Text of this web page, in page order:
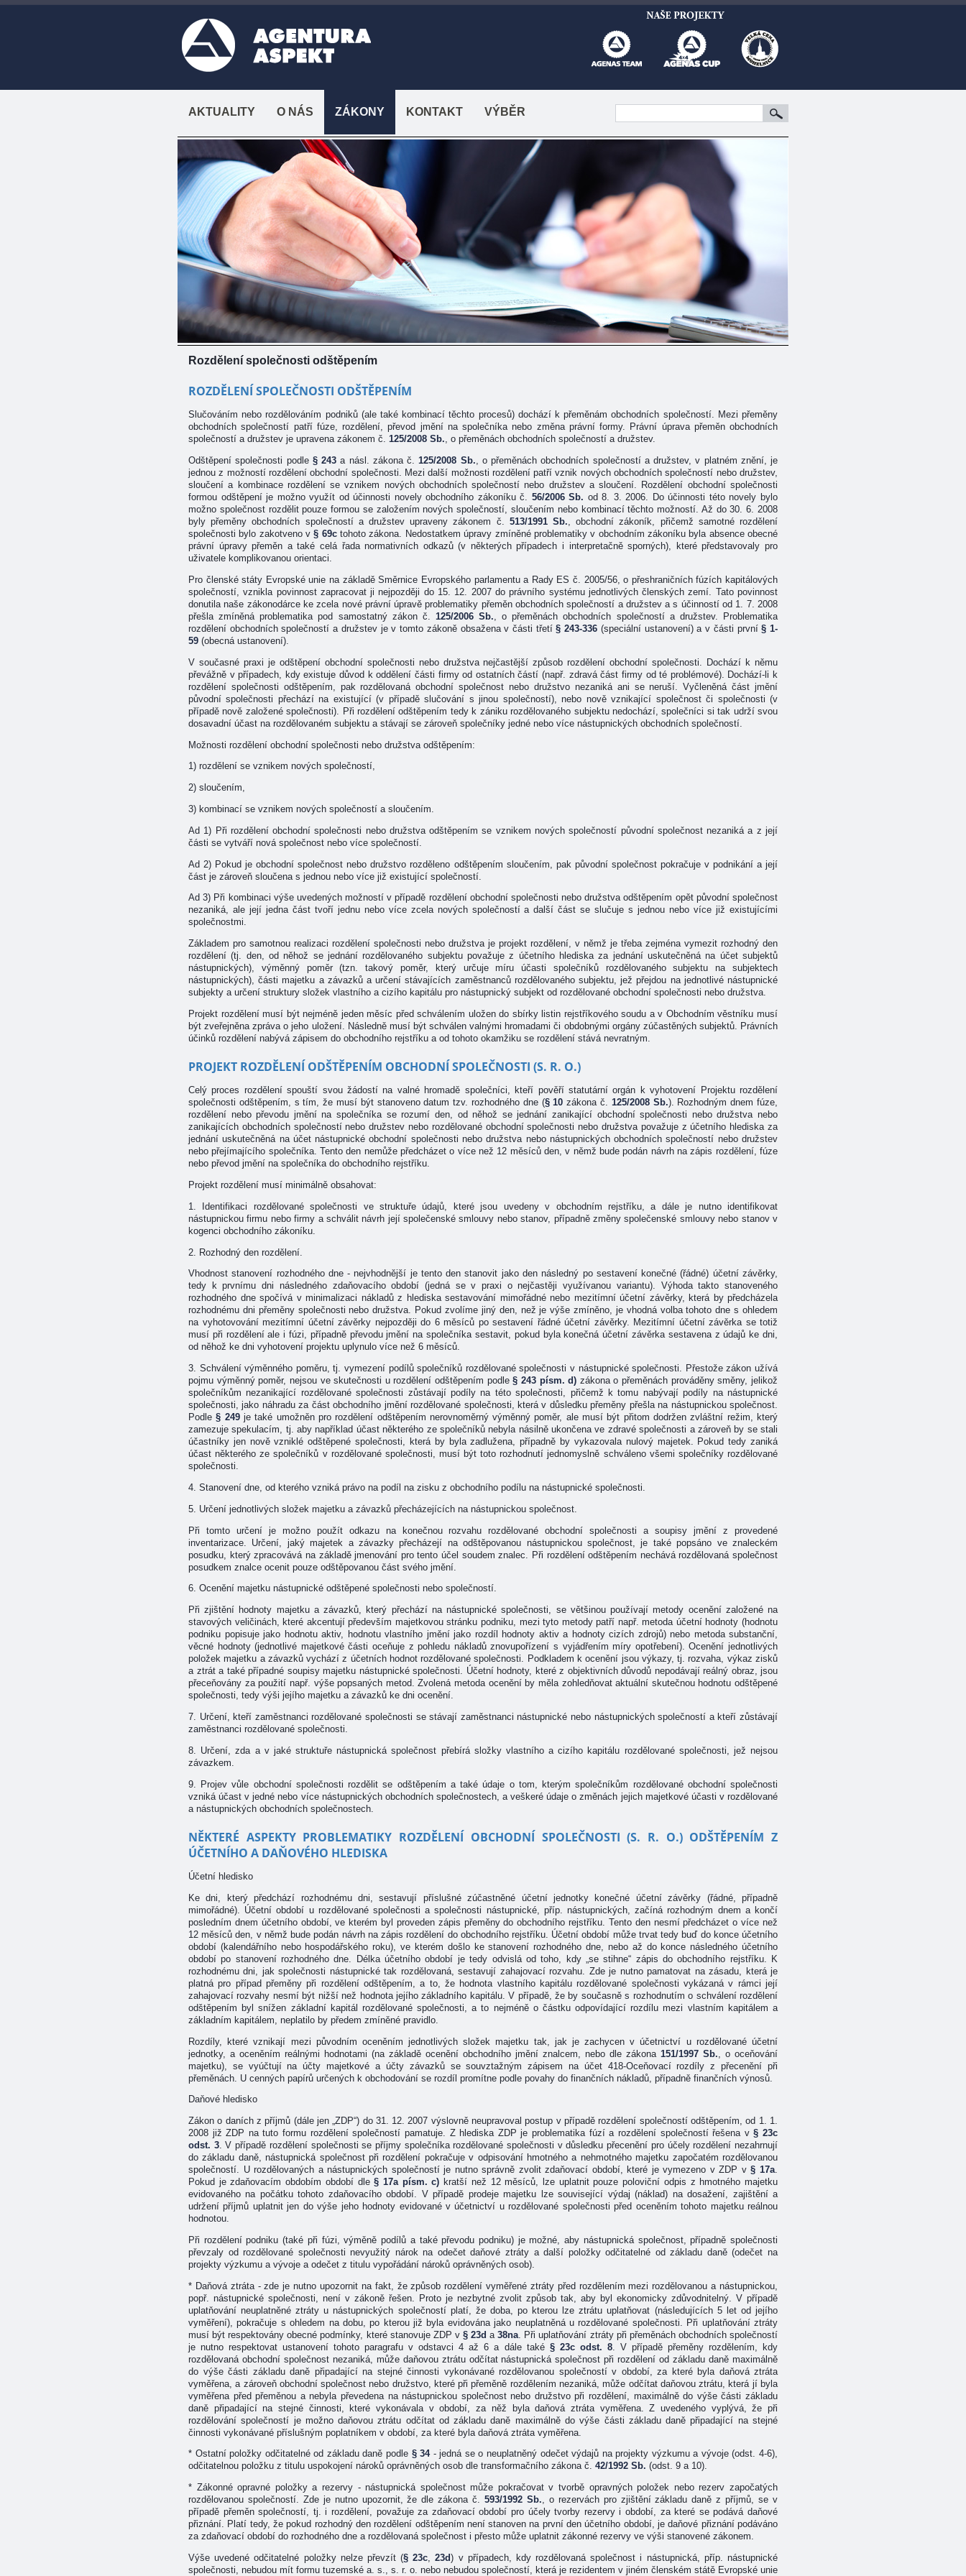
AKTUALITY O NÁS ZÁKONY KONTAKT VÝBĚR
Rozdělení společnosti odštěpením
ROZDĚLENÍ SPOLEČNOSTI ODŠTĚPENÍM
Slučováním nebo rozdělováním podniků (ale také kombinací těchto procesů) dochází k přeměnám obchodních společností. Mezi přeměny
obchodních společností patří fúze, rozdělení, převod jmění na společníka nebo změna právní formy. Právní úprava přeměn obchodních
společností a družstev je upravena zákonem č. 125/2008 Sb., o přeměnách obchodních společností a družstev.
Odštěpení společnosti podle § 243 a násl. zákona č.125/2008 Sb., o přeměnách obchodních společností a družstev, v platném znění, je
jednou z možností rozdělení obchodní společnosti. Mezi další možnosti rozdělení patří vznik nových obchodních společností nebo družstev,
sloučení a kombinace rozdělení se vznikem nových obchodních společností nebo družstev a sloučení. Rozdělení obchodní společnosti
formou odštěpení je možno využít od účinnosti novely obchodního zákoníku č. 56/2006 Sb. od 8. 3. 2006. Do účinnosti této novely bylo
možno společnost rozdělit pouze formou se založením nových společností, sloučením nebo kombinací těchto možností. Až do 30. 6. 2008
byly přeměny obchodních společností a družstev upraveny zákonem č. 513/1991 Sb., obchodní zákoník, přičemž samotné rozdělení
společnosti bylo zakotveno v§ 69ctohoto zákona. Nedostatkem úpravy zmíněné problematiky v obchodním zákoníku byla absence obecné
právní úpravy přeměn a také celá řada normativních odkazů (v některých případech i interpretačně sporných), které představovaly pro
uživatele komplikovanou orientaci.
Pro členské státy Evropské unie na základě Směrnice Evropského parlamentu a Rady ES č. 2005/56, o přeshraničních fúzích kapitálových
společností, vznikla povinnost zapracovat ji nejpozději do 15. 12. 2007 do právního systému jednotlivých členských zemí. Tato povinnost
donutila naše zákonodárce ke zcela nové právní úpravě problematiky přeměn obchodních společností a družstev a s účinností od 1. 7. 2008
přešla zmíněná problematika pod samostatný zákon č. 125/2006 Sb. , o přeměnách obchodních společností a družstev. Problematika
rozdělení obchodních společností a družstev je v tomto zákoně obsažena v části třetí§ 243-336 (speciální ustanovení) a v části první§ 1-
59 (obecná ustanovení).
V současné praxi je odštěpení obchodní společnosti nebo družstva nejčastější způsob rozdělení obchodní společnosti. Dochází k němu
převážně v případech, kdy existuje důvod k oddělení části firmy od ostatních částí (např. zdravá část firmy od té problémové). Dochází-li k
rozdělení společnosti odštěpením, pak rozdělovaná obchodní společnost nebo družstvo nezaniká ani se neruší. Vyčleněná část jmění
původní společnosti přechází na existující (v případě slučování s jinou společností), nebo nově vznikající společnost či společnosti (v
případě nově založené společnosti). Při rozdělení odštěpením tedy k zániku rozdělovaného subjektu nedochází, společníci si tak udrží svou
dosavadní účast na rozdělovaném subjektu a stávají se zároveň společníky jedné nebo více nástupnických obchodních společností.
Možnosti rozdělení obchodní společnosti nebo družstva odštěpením:
1) rozdělení se vznikem nových společností,
2) sloučením,
3) kombinací se vznikem nových společností a sloučením.
Ad 1) Při rozdělení obchodní společnosti nebo družstva odštěpením se vznikem nových společností původní společnost nezaniká a z její
části se vytváří nová společnost nebo více společností.
Ad 2) Pokud je obchodní společnost nebo družstvo rozděleno odštěpením sloučením, pak původní společnost pokračuje v podnikání a její
část je zároveň sloučena s jednou nebo více již existující společností.
Ad 3) Při kombinaci výše uvedených možností v případě rozdělení obchodní společnosti nebo družstva odštěpením opět původní společnost
nezaniká, ale její jedna část tvoří jednu nebo více zcela nových společností a další část se slučuje s jednou nebo více již existujícími
společnostmi.
Základem pro samotnou realizaci rozdělení společnosti nebo družstva je projekt rozdělení, v němž je třeba zejména vymezit rozhodný den
rozdělení (tj. den, od něhož se jednání rozdělovaného subjektu považuje z účetního hlediska za jednání uskutečněná na účet subjektů
nástupnických), výměnný poměr (tzn. takový poměr, který určuje míru účasti společníků rozdělovaného subjektu na subjektech
nástupnických), části majetku a závazků a určení stávajících zaměstnanců rozdělovaného subjektu, jež přejdou na jednotlivé nástupnické
subjekty a určení struktury složek vlastního a cizího kapitálu pro nástupnický subjekt od rozdělované obchodní společnosti nebo družstva.
Projekt rozdělení musí být nejméně jeden měsíc před schválením uložen do sbírky listin rejstříkového soudu a v Obchodním věstníku musí
být zveřejněna zpráva o jeho uložení. Následně musí být schválen valnými hromadami či obdobnými orgány zúčastěných subjektů. Právních
účinků rozdělení nabývá zápisem do obchodního rejstříku a od tohoto okamžiku se rozdělení stává nevratným.
PROJEKT ROZDĚLENÍ ODŠTĚPENÍM OBCHODNÍ SPOLEČNOSTI (S. R. O.)
Celý proces rozdělení spouští svou žádostí na valné hromadě společníci, kteří pověří statutární orgán k vyhotovení Projektu rozdělení
společnosti odštěpením, s tím, že musí být stanoveno datum tzv. rozhodného dne (§ 10 zákona č. 125/2008 Sb.). Rozhodným dnem fúze,
rozdělení nebo převodu jmění na společníka se rozumí den, od něhož se jednání zanikající obchodní společnosti nebo družstva nebo
zanikajících obchodních společností nebo družstev nebo rozdělované obchodní společnosti nebo družstva považuje z účetního hlediska za
jednání uskutečněná na účet nástupnické obchodní společnosti nebo družstva nebo nástupnických obchodních společností nebo družstev
nebo přejímajícího společníka. Tento den nemůže předcházet o více než 12 měsíců den, v němž bude podán návrh na zápis rozdělení, fúze
nebo převod jmění na společníka do obchodního rejstříku.
Projekt rozdělení musí minimálně obsahovat:
1. Identifikaci rozdělované společnosti ve struktuře údajů, které jsou uvedeny v obchodním rejstříku, a dále je nutno identifikovat
nástupnickou firmu nebo firmy a schválit návrh její společenské smlouvy nebo stanov, případně změny společenské smlouvy nebo stanov v
kogenci obchodního zákoníku.
2. Rozhodný den rozdělení.
Vhodnost stanovení rozhodného dne - nejvhodnější je tento den stanovit jako den následný po sestavení konečné (řádné) účetní závěrky,
tedy k prvnímu dni následného zdaňovacího období (jedná se v praxi o nejčastěji využívanou variantu). Výhoda takto stanoveného
rozhodného dne spočívá v minimalizaci nákladů z hlediska sestavování mimořádné nebo mezitímní účetní závěrky, která by předcházela
rozhodnému dni přeměny společnosti nebo družstva. Pokud zvolíme jiný den, než je výše zmíněno, je vhodná volba tohoto dne s ohledem
na vyhotovování mezitímní účetní závěrky nejpozději do 6 měsíců po sestavení řádné účetní závěrky. Mezitímní účetní závěrka se totiž
musí při rozdělení ale i fúzi, případně převodu jmění na společníka sestavit, pokud byla konečná účetní závěrka sestavena z údajů ke dni,
od něhož ke dni vyhotovení projektu uplynulo více než 6 měsíců.
3. Schválení výměnného poměru, tj. vymezení podílů společníků rozdělované společnosti v nástupnické společnosti. Přestože zákon užívá
pojmu výměnný poměr, nejsou ve skutečnosti u rozdělení odštěpením podle§ 243 písm. d) zákona o přeměnách prováděny směny, jelikož
společníkům nezanikající rozdělované společnosti zůstávají podíly na této společnosti, přičemž k tomu nabývají podíly na nástupnické
společnosti, jako náhradu za část obchodního jmění rozdělované společnosti, která v důsledku přeměny přešla na nástupnickou společnost.
Podle§ 249je také umožněn pro rozdělení odštěpením nerovnoměrný výměnný poměr, ale musí být přitom dodržen zvláštní režim, který
zamezuje spekulacím, tj. aby například účast některého ze společníků nebyla násilně ukončena ve zdravé společnosti a zároveň by se stali
účastníky jen nově vzniklé odštěpené společnosti, která by byla zadlužena, případně by vykazovala nulový majetek. Pokud tedy zaniká
účast některého ze společníků v rozdělované společnosti, musí být toto rozhodnutí jednomyslně schváleno všemi společníky rozdělované
společnosti.
4. Stanovení dne, od kterého vzniká právo na podíl na zisku z obchodního podílu na nástupnické společnosti.
5. Určení jednotlivých složek majetku a závazků přecházejících na nástupnickou společnost.
Při tomto určení je možno použít odkazu na konečnou rozvahu rozdělované obchodní společnosti a soupisy jmění z provedené
inventarizace. Určení, jaký majetek a závazky přecházejí na odštěpovanou nástupnickou společnost, je také popsáno ve znaleckém
posudku, který zpracovává na základě jmenování pro tento účel soudem znalec. Při rozdělení odštěpením nechává rozdělovaná společnost
posudkem znalce ocenit pouze odštěpovanou část svého jmění.
6. Ocenění majetku nástupnické odštěpené společnosti nebo společností.
Při zjištění hodnoty majetku a závazků, který přechází na nástupnické společnosti, se většinou používají metody ocenění založené na
stavových veličinách, které akcentují především majetkovou stránku podniku, mezi tyto metody patří např. metoda účetní hodnoty (hodnotu
podniku popisuje jako hodnotu aktiv, hodnotu vlastního jmění jako rozdíl hodnoty aktiv a hodnoty cizích zdrojů) nebo metoda substanční,
věcné hodnoty (jednotlivé majetkové části oceňuje z pohledu nákladů znovupořízení s vyjádřením míry opotřebení). Ocenění jednotlivých
položek majetku a závazků vychází z účetních hodnot rozdělované společnosti. Podkladem k ocenění jsou výkazy, tj. rozvaha, výkaz zisků
a ztrát a také případné soupisy majetku nástupnické společnosti. Účetní hodnoty, které z objektivních důvodů nepodávají reálný obraz, jsou
přeceňovány za použití např. výše popsaných metod. Zvolená metoda ocenění by měla zohledňovat aktuální skutečnou hodnotu odštěpené
společnosti, tedy výši jejího majetku a závazků ke dni ocenění.
7. Určení, kteří zaměstnanci rozdělované společnosti se stávají zaměstnanci nástupnické nebo nástupnických společností a kteří zůstávají
zaměstnanci rozdělované společnosti.
8. Určení, zda a v jaké struktuře nástupnická společnost přebírá složky vlastního a cizího kapitálu rozdělované společnosti, jež nejsou
závazkem.
9. Projev vůle obchodní společnosti rozdělit se odštěpením a také údaje o tom, kterým společníkům rozdělované obchodní společnosti
vzniká účast v jedné nebo více nástupnických obchodních společnostech, a veškeré údaje o změnách jejich majetkové účasti v rozdělované
a nástupnických obchodních společnostech.
NĚKTERÉ ASPEKTY PROBLEMATIKY ROZDĚLENÍ OBCHODNÍ SPOLEČNOSTI (S. R. O.) ODŠTĚPENÍM Z
ÚČETNÍHO A DAŇOVÉHO HLEDISKA
Účetní hledisko
Ke dni, který předchází rozhodnému dni, sestavují příslušné zúčastněné účetní jednotky konečné účetní závěrky (řádné, případně
mimořádné). Účetní období u rozdělované společnosti a společnosti nástupnické, příp. nástupnických, začíná rozhodným dnem a končí
posledním dnem účetního období, ve kterém byl proveden zápis přeměny do obchodního rejstříku. Tento den nesmí předcházet o více než
12 měsíců den, v němž bude podán návrh na zápis rozdělení do obchodního rejstříku. Účetní období může trvat tedy buď do konce účetního
období (kalendářního nebo hospodářského roku), ve kterém došlo ke stanovení rozhodného dne, nebo až do konce následného účetního
období po stanovení rozhodného dne. Délka účetního období je tedy odvislá od toho, kdy „se stihne“ zápis do obchodního rejstříku. K
rozhodnému dni, jak společnosti nástupnické tak rozdělovaná, sestavují zahajovací rozvahu. Zde je nutno pamatovat na zásadu, která je
platná pro případ přeměny při rozdělení odštěpením, a to, že hodnota vlastního kapitálu rozdělované společnosti vykázaná v rámci její
zahajovací rozvahy nesmí být nižší než hodnota jejího základního kapitálu. V případě, že by současně s rozhodnutím o schválení rozdělení
odštěpením byl snížen základní kapitál rozdělované společnosti, a to nejméně o částku odpovídající rozdílu mezi vlastním kapitálem a
základním kapitálem, neplatilo by předem zmíněné pravidlo.
Rozdíly, které vznikají mezi původním oceněním jednotlivých složek majetku tak, jak je zachycen v účetnictví u rozdělované účetní
jednotky, a oceněním reálnými hodnotami (na základě ocenění obchodního jmění znalcem, nebo dle zákona 151/1997 Sb. , o oceňování
majetku), se vyúčtují na účty majetkové a účty závazků se souvztažným zápisem na účet 418-Oceňovací rozdíly z přecenění při
přeměnách. U cenných papírů určených k obchodování se rozdíl promítne podle povahy do finančních nákladů, případně finančních výnosů.
Daňové hledisko
Zákon o daních z příjmů (dále jen „ZDP“) do 31. 12. 2007 výslovně neupravoval postup v případě rozdělení společností odštěpením, od 1. 1.
2008 již ZDP na tuto formu rozdělení společností pamatuje. Z hlediska ZDP je problematika fúzí a rozdělení společností řešena v§ 23c
odst. 3. V případě rozdělení společnosti se příjmy společníka rozdělované společnosti v důsledku přecenění pro účely rozdělení nezahrnují
do základu daně, nástupnická společnost při rozdělení pokračuje v odpisování hmotného a nehmotného majetku započatém rozdělovanou
společností. U rozdělovaných a nástupnických společností je nutno správně zvolit zdaňovací období, které je vymezeno v ZDP v§ 17a.
Pokud je zdaňovacím obdobím období dle§ 17a písm. c) kratší než 12 měsíců, lze uplatnit pouze poloviční odpis z hmotného majetku
evidovaného na počátku tohoto zdaňovacího období. V případě prodeje majetku lze související výdaj (náklad) na dosažení, zajištění a
udržení příjmů uplatnit jen do výše jeho hodnoty evidované v účetnictví u rozdělované společnosti před oceněním tohoto majetku reálnou
hodnotou.
Při rozdělení podniku (také při fúzi, výměně podílů a také převodu podniku) je možné, aby nástupnická společnost, případně společnosti
převzaly od rozdělované společnosti nevyužitý nárok na odečet daňové ztráty a další položky odčitatelné od základu daně (odečet na
projekty výzkumu a vývoje a odečet z titulu vypořádání nároků oprávněných osob).
* Daňová ztráta - zde je nutno upozornit na fakt, že způsob rozdělení vyměřené ztráty před rozdělením mezi rozdělovanou a nástupnickou,
popř. nástupnické společnosti, není v zákoně řešen. Proto je nezbytné zvolit způsob tak, aby byl ekonomicky zdůvodnitelný. V případě
uplatňování neuplatněné ztráty u nástupnických společností platí, že doba, po kterou lze ztrátu uplatňovat (následujících 5 let od jejího
vyměření), pokračuje s ohledem na dobu, po kterou již byla evidována jako neuplatněná u rozdělované společnosti. Při uplatňování ztráty
musí být respektovány obecné podmínky, které stanovuje ZDP v § 23d a38na . Při uplatňování ztráty při přeměnách obchodních společností
je nutno respektovat ustanovení tohoto paragrafu v odstavci 4 až 6 a dále také § 23c odst. 8. V případě přeměny rozdělením, kdy
rozdělovaná obchodní společnost nezaniká, může daňovou ztrátu odčítat nástupnická společnost při rozdělení od základu daně maximálně
do výše části základu daně připadající na stejné činnosti vykonávané rozdělovanou společností v období, za které byla daňová ztráta
vyměřena, a zároveň obchodní společnost nebo družstvo, které při přeměně rozdělením nezaniká, může odčítat daňovou ztrátu, která jí byla
vyměřena před přeměnou a nebyla převedena na nástupnickou společnost nebo družstvo při rozdělení, maximálně do výše části základu
daně připadající na stejné činnosti, které vykonávala v období, za něž byla daňová ztráta vyměřena. Z uvedeného vyplývá, že při
rozdělování společností je možno daňovou ztrátu odčítat od základu daně maximálně do výše části základu daně připadající na stejné
činnosti vykonávané příslušným poplatníkem v období, za které byla daňová ztráta vyměřena.
* Ostatní položky odčitatelné od základu daně podle § 34- jedná se o neuplatněný odečet výdajů na projekty výzkumu a vývoje (odst. 4-6),
odčitatelnou položku z titulu uspokojení nároků oprávněných osob dle transformačního zákona č. 42/1992 Sb. (odst. 9 a 10).
* Zákonné opravné položky a rezervy - nástupnická společnost může pokračovat v tvorbě opravných položek nebo rezerv započatých
rozdělovanou společností. Zde je nutno upozornit, že dle zákona č.593/1992 Sb., o rezervách pro zjištění základu daně z příjmů, se v
případě přeměn společností, tj. i rozdělení, považuje za zdaňovací období pro účely tvorby rezervy i období, za které se podává daňové
přiznání. Platí tedy, že pokud rozhodný den rozdělení odštěpením není stanoven na první den účetního období, je daňové přiznání podáváno
za zdaňovací období do rozhodného dne a rozdělovaná společnost i přesto může uplatnit zákonné rezervy ve výši stanovené zákonem.
Výše uvedené odčitatelné položky nelze převzít (§ 23c,23d) v případech, kdy rozdělovaná společnost i nástupnická, příp. nástupnické
společnosti, nebudou mít formu tuzemské a. s., s. r. o. nebo nebudou společností, která je rezidentem v jiném členském státě Evropské unie